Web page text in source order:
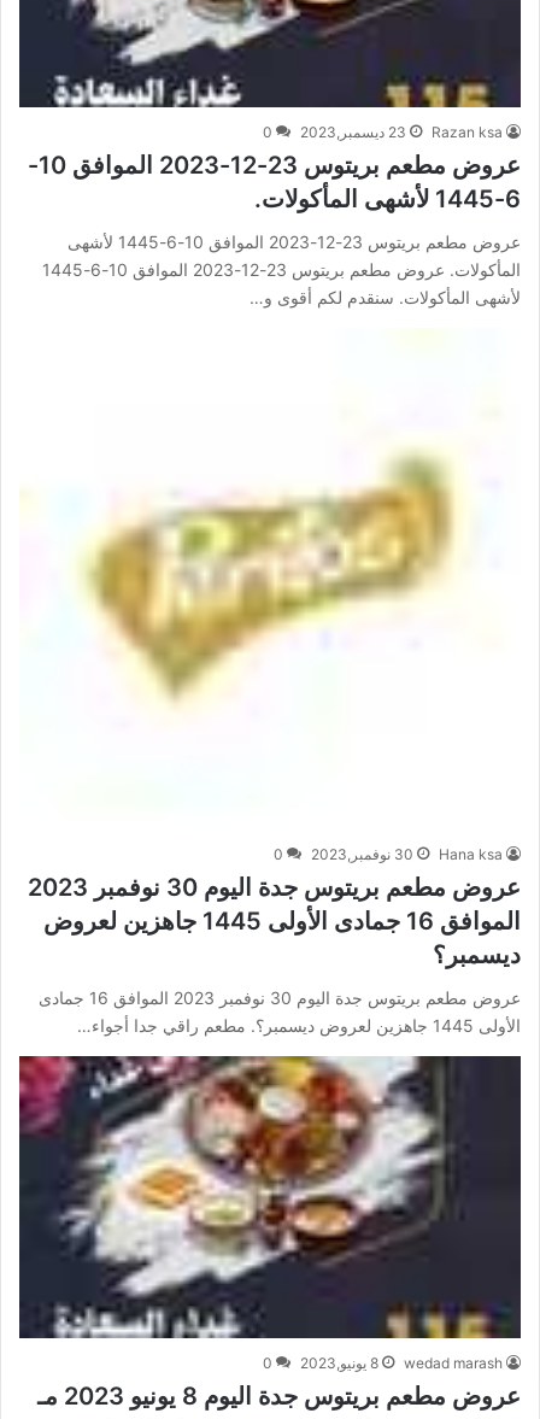
Razan ksa 23 ديسمبر,2023 0
عروض مطعم بريتوس 23-12-2023 الموافق 10-
6-1445 لأشهى المأكولات.
عروض مطعم بريتوس 23-12-2023 الموافق 10-6-1445 لأشهى
المأكولات. عروض مطعم بريتوس 23-12-2023 الموافق 10-6-1445
لأشهى المأكولات. سنقدم لكم أقوى و…
Hana ksa 30 نوفمبر,2023 0
عروض مطعم بريتوس جدة اليوم 30 نوفمبر 2023
الموافق 16 جمادى الأولى 1445 جاهزين لعروض
ديسمبر؟
عروض مطعم بريتوس جدة اليوم 30 نوفمبر 2023 الموافق 16 جمادى
الأولى 1445 جاهزين لعروض ديسمبر؟. مطعم راقي جدا أجواء…
wedad marash 8 يونيو,2023 0
عروض مطعم بريتوس جدة اليوم 8 يونيو 2023 مـ